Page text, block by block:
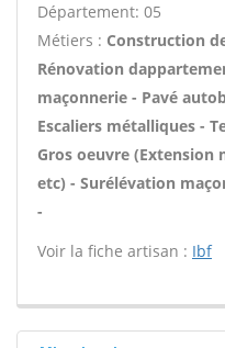
Département: 05
Métiers : Construction
Rénovation
maçonnerie - Pavé
Escaliers métalliques -
Gros oeuvre (Extension
etc) - Surélévation
-
Voir la fiche artisan : Ibf